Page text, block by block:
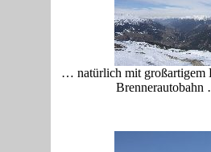
… natürlich mit großartigem